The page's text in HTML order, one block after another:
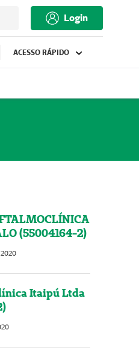
Login
ACESSO RÁPIDO
(55004164-2)
Itaipú Ltda